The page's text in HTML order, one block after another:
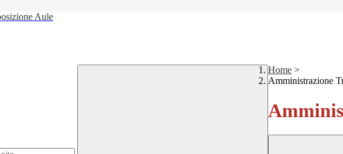
Aule
Home >
Amministrazione